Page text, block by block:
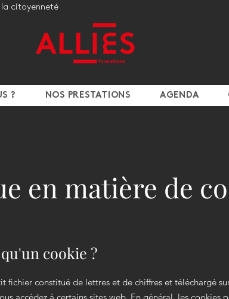
la citoyenneté
? NOS PRESTATIONS AGENDA
en matière de
cookie ?
fichier constitué de lettres et de chiffres et téléchargé